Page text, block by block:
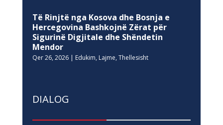
Të Rinjtë nga Kosova dhe Bosnja e
Hercegovina Bashkojnë Zërat për
Sigurinë Digjitale dhe Shëndetin
Mendor
Qer 26, 2026| Edukim, Lajme, Thellesisht
DIALOG